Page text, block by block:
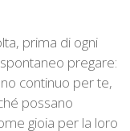
prima di ogni
pregare:
continuo per te,
possano
gioia per la loro